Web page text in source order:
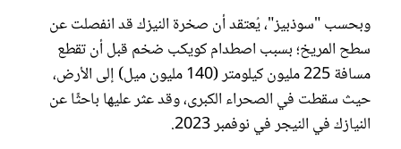
وبحسب "سوذبيز"، يُعتقد أن صخرة النيزك قد انفصلت عن
سطح المريخ؛ بسبب اصطدام كويكب ضخم قبل أن تقطع
مسافة 225 مليون كيلومتر (140 مليون ميل) إلى الأرض،
حيث سقطت في الصحراء الكبرى، وقد عثر عليها باحثًا عن
النيازك في النيجر في نوفمبر 2023.